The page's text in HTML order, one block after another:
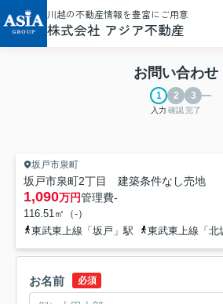
川越の不動産情報を豊富にご用意
株式会社 アジア不動産
お問い合わせ
入力 確認完了
坂戸市泉町
1,090万円管理費-
116.51㎡（-）
東武東上線「坂戸」駅
東武東上線「北
お名前 必須